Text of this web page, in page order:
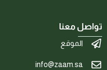
تواصل معنا
الموقع
info@zaam.sa